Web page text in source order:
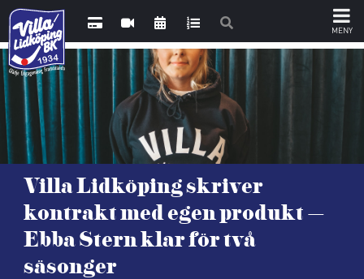
Villa Lidköping skriver
kontrakt med egen produkt –
Ebba Stern klar för två
säsonger